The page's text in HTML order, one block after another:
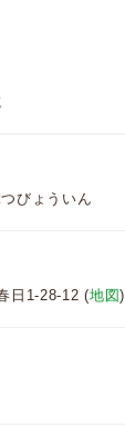
びょういん
日1-28-12 (地図)